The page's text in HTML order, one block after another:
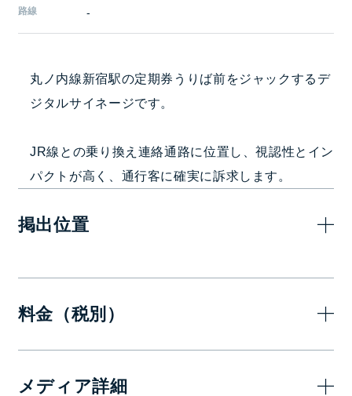
路線 -
丸ノ内線新宿駅の定期券うりば前をジャックするデ
ジタルサイネージです。
JR線との乗り換え連絡通路に位置し、視認性とイン
パクトが高く、通行客に確実に訴求します。
掲出位置
料金（税別）
7日(1週
メディア詳細